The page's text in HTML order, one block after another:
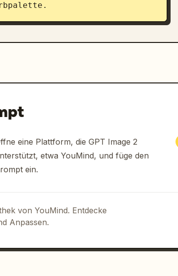
eine Plattform, die GPT Image 2
etwa YouMind, und füge den
ein.
von YouMind. Entdecke
Anpassen.